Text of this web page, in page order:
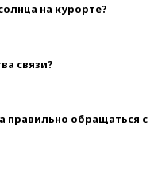
на курорте?
связи?
правильно обращаться с